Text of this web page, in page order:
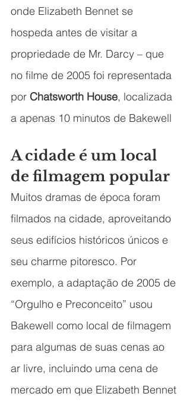
onde Elizabeth Bennet se
hospeda antes de visitar a
propriedade de Mr. Darcy – que
no filme de 2005 foi representada
por Chatsworth House, localizada
a apenas 10 minutos de Bakewell
A cidade é um local
de filmagem popular
Muitos dramas de época foram
filmados na cidade, aproveitando
seus edifícios históricos únicos e
seu charme pitoresco. Por
exemplo, a adaptação de 2005 de
“Orgulho e Preconceito” usou
Bakewell como local de filmagem
para algumas de suas cenas ao
ar livre, incluindo uma cena de
mercado em que Elizabeth Bennet